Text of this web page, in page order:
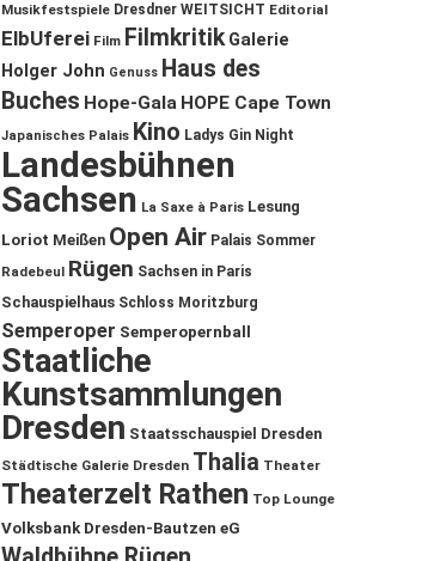
Musikfestspiele Dresdner WEITSICHT Editorial
ElbUferei Film Filmkritik Galerie
Holger John Genuss Haus des
Buches Hope-Gala HOPE Cape Town
Japanisches Palais Kino Ladys Gin Night
Landesbühnen
Sachsen La Saxe à Paris Lesung
Loriot Meißen Open Air Palais Sommer
Radebeul Rügen Sachsen in Paris
Schauspielhaus Schloss Moritzburg
Semperoper Semperopernball
Staatliche
Kunstsammlungen
Dresden Staatsschauspiel Dresden
Städtische Galerie Dresden Thalia Theater
Theaterzelt Rathen Top Lounge
Volksbank Dresden-Bautzen eG